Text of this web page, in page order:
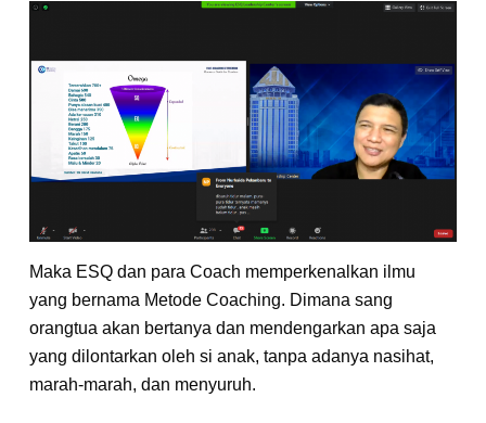
Maka ESQ dan para Coach memperkenalkan ilmu
yang bernama Metode Coaching. Dimana sang
orangtua akan bertanya dan mendengarkan apa saja
yang dilontarkan oleh si anak, tanpa adanya nasihat,
marah-marah, dan menyuruh.